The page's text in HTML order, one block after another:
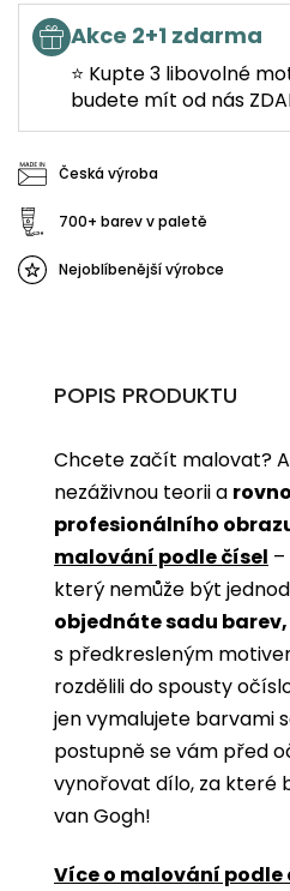
Akce 2+1 zdarma
⭐ Kupte 3 libovolné
budete mít od nás
Česká výroba
700+ barev v paletě
Nejoblíbenější výrobce
POPIS PRODUKTU
Chcete začít malovat?
nezáživnou teorii a
profesionálního
malování podle čísel
který nemůže být
objednáte sadu
s předkresleným
rozdělili do spousty
jen vymalujete barvami
postupně se vám před
vynořovat dílo, za které
van Gogh!
Více o malování podle